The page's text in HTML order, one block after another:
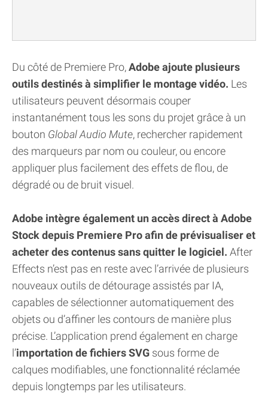
Du côté de Premiere Pro,Adobe ajoute plusieurs
outils destinés à simplifier le montage vidéo. Les
utilisateurs peuvent désormais couper
instantanément tous les sons du projet grâce à un
bouton Global Audio Mute, rechercher rapidement
des marqueurs par nom ou couleur, ou encore
appliquer plus facilement des effets de flou, de
dégradé ou de bruit visuel.
Adobe intègre également un accès direct à Adobe
Stock depuis Premiere Pro afin de prévisualiser et
acheter des contenus sans quitter le logiciel. After
Effects n’est pas en reste avec l’arrivée de plusieurs
nouveaux outils de détourage assistés par IA,
capables de sélectionner automatiquement des
objets ou d’affiner les contours de manière plus
précise. L’application prend également en charge
l’importation de fichiers SVG sous forme de
calques modifiables, une fonctionnalité réclamée
depuis longtemps par les utilisateurs.